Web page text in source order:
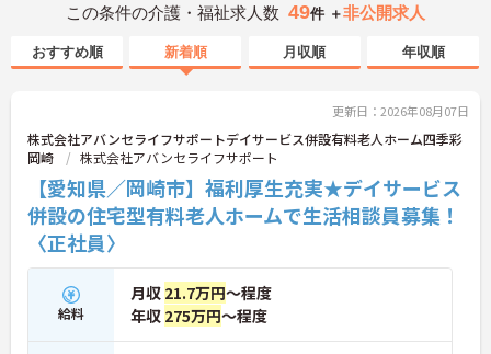
この条件の介護・福祉求人数 49件 ＋非公開求人
おすすめ順 新着順 月収順 年収順
更新日：2026年08月07日
株式会社アバンセライフサポートデイサービス併設有料老人ホーム四季彩
岡崎
株式会社アバンセライフサポート
【愛知県／岡崎市】福利厚生充実★デイサービス
併設の住宅型有料老人ホームで生活相談員募集！
〈正社員〉
給料
月収 21.7万円～程度
年収 275万円～程度